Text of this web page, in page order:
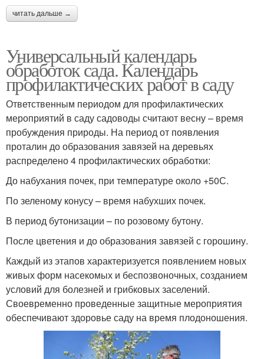
читать дальше →
Универсальный календарь
обработок сада. Календарь
профилактических работ в саду
Ответственным периодом для профилактических
мероприятий в саду садоводы считают весну – время
пробуждения природы. На период от появления
проталин до образования завязей на деревьях
распределено 4 профилактических обработки:
До набухания почек, при температуре около +50С.
По зеленому конусу – время набухших почек.
В период бутонизации – по розовому бутону.
После цветения и до образования завязей с горошину.
Каждый из этапов характеризуется появлением новых
живых форм насекомых и беспозвоночных, созданием
условий для болезней и грибковых заселений.
Своевременно проведенные защитные мероприятия
обеспечивают здоровье саду на время плодоношения.